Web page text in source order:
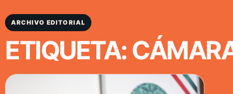
ARCHIVO EDITORIAL
ETIQUETA: